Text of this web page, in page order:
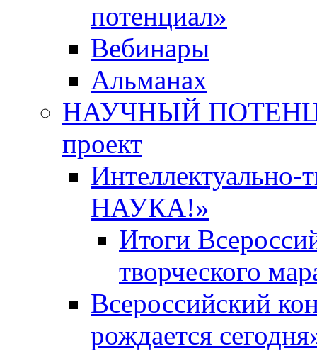
потенциал»
Вебинары
Альманах
НАУЧНЫЙ
проект
НАУКА!»
Итоги
творческого
Всероссийский
рождается